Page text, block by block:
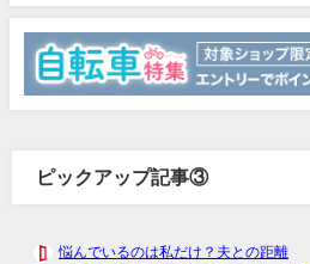
ピックアップ記事③